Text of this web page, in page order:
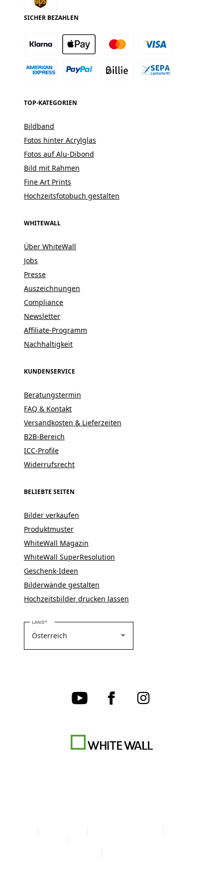
SICHER BEZAHLEN
TOP-KATEGORIEN
Bildband
Fotos hinter Acrylglas
Fotos auf Alu-Dibond
Bild mit Rahmen
Fine Art Prints
Hochzeitsfotobuch gestalten
WHITEWALL
Über WhiteWall
Jobs
Presse
Auszeichnungen
Compliance
Newsletter
Affiliate-Programm
Nachhaltigkeit
KUNDENSERVICE
Beratungstermin
FAQ & Kontakt
Versandkosten & Lieferzeiten
B2B-Bereich
ICC-Profile
Widerrufsrecht
BELIEBTE SEITEN
Bilder verkaufen
Produktmuster
WhiteWall Magazin
WhiteWall SuperResolution
Geschenk-Ideen
Bilderwände gestalten
Hochzeitsbilder drucken lassen
LANDBITTE WÄHLEN SIE IHR LAND